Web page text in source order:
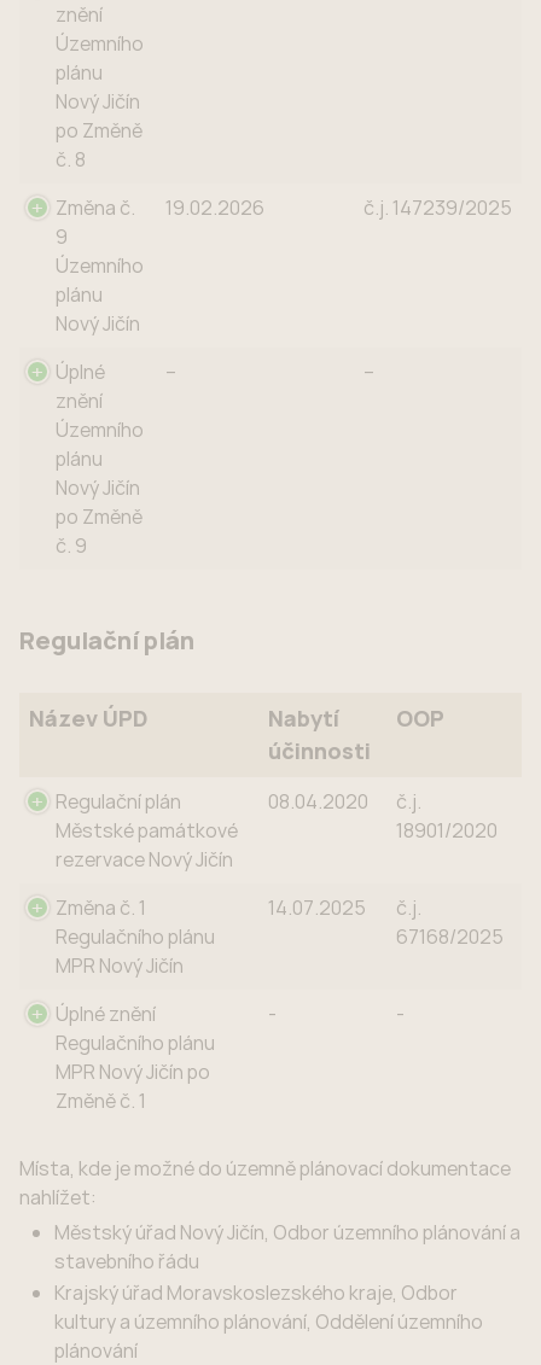
znění
Územního
plánu
Nový Jičín
po Změně
č. 8
Změna č.
9
Územního
plánu
Nový Jičín
19.02.2026 č.j. 147239/2025
Úplné
znění
Územního
plánu
Nový Jičín
po Změně
č. 9
– –
Regulační plán
Název ÚPD
Nabytí
účinnosti
OOP
Název ÚPD
Nabytí
OOP
Regulační plán
Městské památkové
rezervace Nový Jičín
08.04.2020
č.j.
18901/2020
Změna č. 1
Regulačního plánu
MPR Nový Jičín
14.07.2025
č.j.
67168/2025
Úplné znění
Regulačního plánu
MPR Nový Jičín po
Změně č. 1
- -
Místa, kde je možné do územně plánovací dokumentace
nahlížet:
Městský úřad Nový Jičín, Odbor územního plánování a
stavebního řádu
Krajský úřad Moravskoslezského kraje, Odbor
kultury a územního plánování, Oddělení územního
plánování